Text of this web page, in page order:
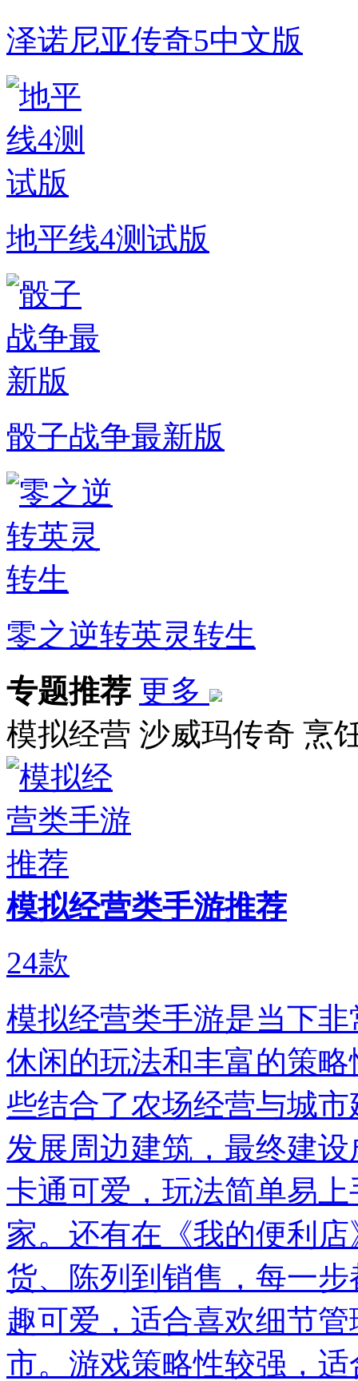
泽诺尼亚传奇5中文版
地平线4测试版
骰子战争最新版
零之逆转英灵转生
专题推荐 更多
模拟经营 沙威玛传奇 烹
模拟经营类手游推荐
24款
模拟经营类手游是当下
休闲的玩法和丰富的策
些结合了农场经营与城
发展周边建筑，最终建
卡通可爱，玩法简单易
家。还有在《我的便利
货、陈列到销售，每一
趣可爱，适合喜欢细节
市。游戏策略性较强，